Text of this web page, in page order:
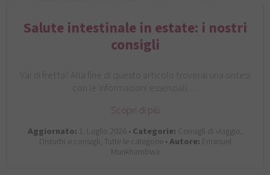
Salute intestinale in estate: i nostri
consigli
Vai di fretta? Alla fine di questo articolo troverai una sintesi
con le informazioni essenziali.…
Scopri di più
Aggiornato: 1. Luglio 2026 •Categorie: Consigli di viaggio,
Disturbi e consigli, Tutte le categorie •Autore: Emanuel
Munkhambwa